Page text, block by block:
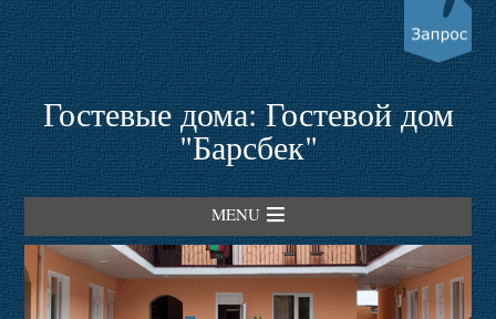
Гостевые дома: Гостевой дом
"Барсбек"
MENU
Главная